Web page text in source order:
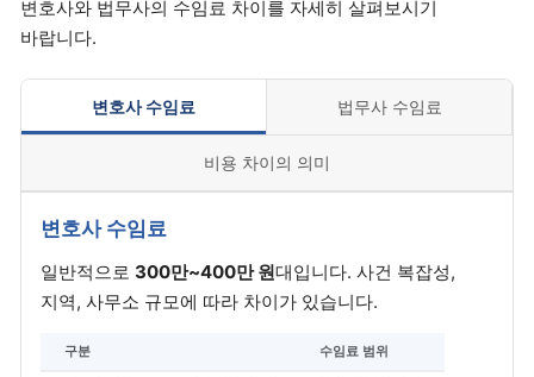
변호사와 법무사의 수임료 차이를 자세히 살펴보시기
바랍니다.
변호사 수임료 법무사 수임료
비용 차이의 의미
변호사 수임료
일반적으로 300만~400만 원대입니다. 사건 복잡성,
지역, 사무소 규모에 따라 차이가 있습니다.
구분 수임료 범위